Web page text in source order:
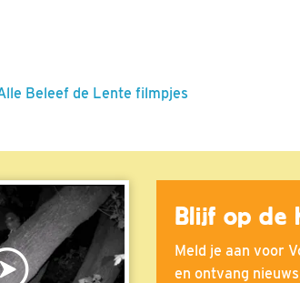
Beleef de Lente filmpjes
Blijf op de
Meld je aan voor
en ontvang